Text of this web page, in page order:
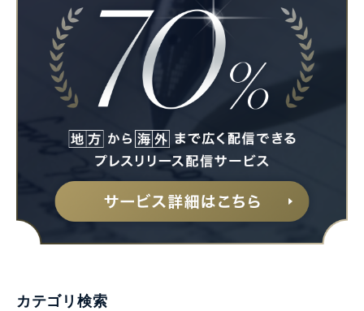
カテゴリ検索